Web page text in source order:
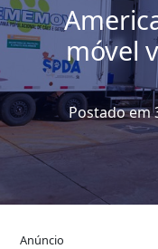
móvel
Postado em
Anúncio